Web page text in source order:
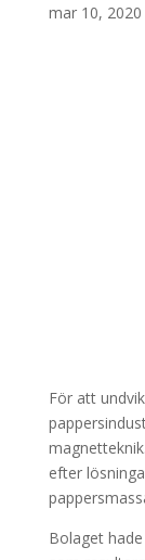
mar 10, 2020
För att
efter
Bolaget